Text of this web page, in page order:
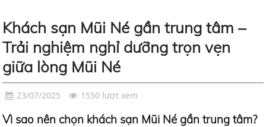
Khách sạn Mũi Né gần trung tâm –
Trải nghiệm nghỉ dưỡng trọn vẹn
giữa lòng Mũi Né
23/07/2025 1550 lượt xem
Vì sao nên chọn khách sạn Mũi Né gần trung tâm?